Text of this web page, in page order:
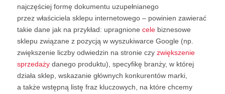
najczęściej formę dokumentu uzupełnianego
przez właściciela sklepu internetowego – powinien zawierać
takie dane jak na przykład: upragnione celebiznesowe
sklepu związane z pozycją w wyszukiwarce Google (np.
zwiększenie liczby odwiedzin na stronie czy zwiększenie
sprzedażydanego produktu), specyfikę branży, w której
działa sklep, wskazanie głównych konkurentów marki,
a także wstępną listę fraz kluczowych, na które chcemy